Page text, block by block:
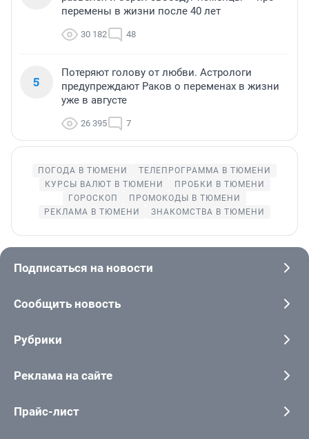
перемены в жизни после 40 лет
30 182 48
5
Потеряют голову от любви. Астрологи
предупреждают Раков о переменах в жизни
уже в августе
26 395 7
ПОГОДА В ТЮМЕНИ
ТЕЛЕПРОГРАММА В ТЮМЕНИ
КУРСЫ ВАЛЮТ В ТЮМЕНИ
ПРОБКИ В ТЮМЕНИ
ГОРОСКОП
ПРОМОКОДЫ В ТЮМЕНИ
РЕКЛАМА В ТЮМЕНИ
ЗНАКОМСТВА В ТЮМЕНИ
Подписаться на новости
Сообщить новость
Рубрики
Реклама на сайте
Прайс-лист